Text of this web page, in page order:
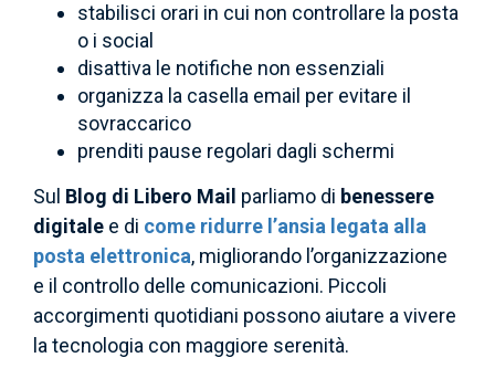
stabilisci orari in cui non controllare la posta
o i social
disattiva le notifiche non essenziali
organizza la casella email per evitare il
sovraccarico
prenditi pause regolari dagli schermi
Sul Blog di Libero Mail parliamo di benessere
digitale e di come ridurre l’ansia legata alla
posta elettronica, migliorando l’organizzazione
e il controllo delle comunicazioni. Piccoli
accorgimenti quotidiani possono aiutare a vivere
la tecnologia con maggiore serenità.